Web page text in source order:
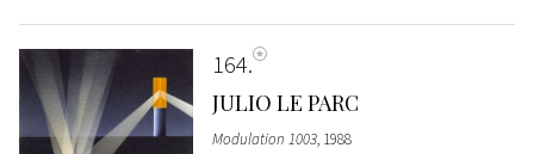
164
JULIO LE PARC
Modulation 1003, 1988